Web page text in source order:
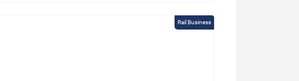
Rail Business